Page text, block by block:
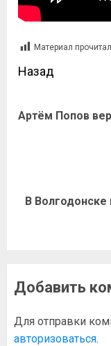
Материал
Назад
Артём Попов
В Волгодонске
Добавить
Для отправки
авторизоваться.